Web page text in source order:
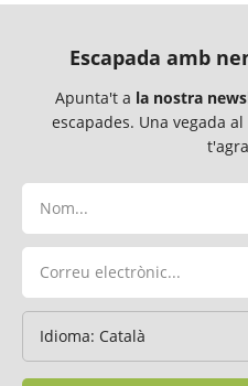
Escapada amb
Apunta't a la nostra
escapades. Una vegada